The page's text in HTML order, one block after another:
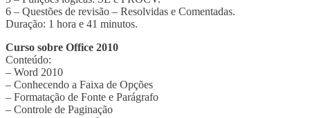
6 – Questões de revisão – Resolvidas e Comentadas.
Duração: 1 hora e 41 minutos.
Curso sobre Office 2010
Conteúdo:
– Word 2010
– Conhecendo a Faixa de Opções
– Formatação de Fonte e Parágrafo
– Controle de Paginação